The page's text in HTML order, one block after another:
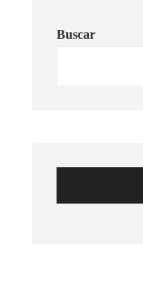
Buscar